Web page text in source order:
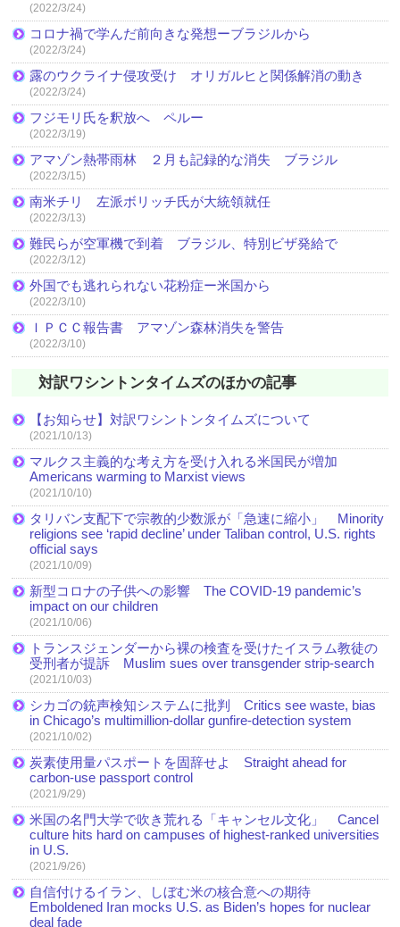
(2022/3/24)
コロナ禍で学んだ前向きな発想ーブラジルから
(2022/3/24)
露のウクライナ侵攻受け オリガルヒと関係解消の動き
(2022/3/24)
フジモリ氏を釈放へ ペルー
(2022/3/19)
アマゾン熱帯雨林 ２月も記録的な消失 ブラジル
(2022/3/15)
南米チリ 左派ボリッチ氏が大統領就任
(2022/3/13)
難民らが空軍機で到着 ブラジル、特別ビザ発給で
(2022/3/12)
外国でも逃れられない花粉症ー米国から
(2022/3/10)
ＩＰＣＣ報告書 アマゾン森林消失を警告
(2022/3/10)
対訳ワシントンタイムズのほかの記事
【お知らせ】対訳ワシントンタイムズについて
(2021/10/13)
マルクス主義的な考え方を受け入れる米国民が増加
Americans warming to Marxist views
(2021/10/10)
タリバン支配下で宗教的少数派が「急速に縮小」 Minority
religions see ‘rapid decline’ under Taliban control, U.S. rights
official says
(2021/10/09)
新型コロナの子供への影響 The COVID-19 pandemic’s
impact on our children
(2021/10/06)
トランスジェンダーから裸の検査を受けたイスラム教徒の
受刑者が提訴 Muslim sues over transgender strip-search
(2021/10/03)
シカゴの銃声検知システムに批判 Critics see waste, bias
in Chicago’s multimillion-dollar gunfire-detection system
(2021/10/02)
炭素使用量パスポートを固辞せよ Straight ahead for
carbon-use passport control
(2021/9/29)
米国の名門大学で吹き荒れる「キャンセル文化」 Cancel
culture hits hard on campuses of highest-ranked universities
in U.S.
(2021/9/26)
自信付けるイラン、しぼむ米の核合意への期待
Emboldened Iran mocks U.S. as Biden’s hopes for nuclear
deal fade